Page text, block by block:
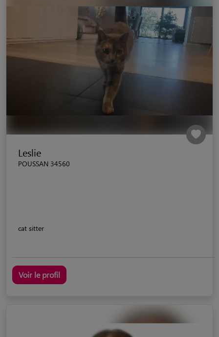
Leslie
POUSSAN 34560
cat sitter
Voir le profil